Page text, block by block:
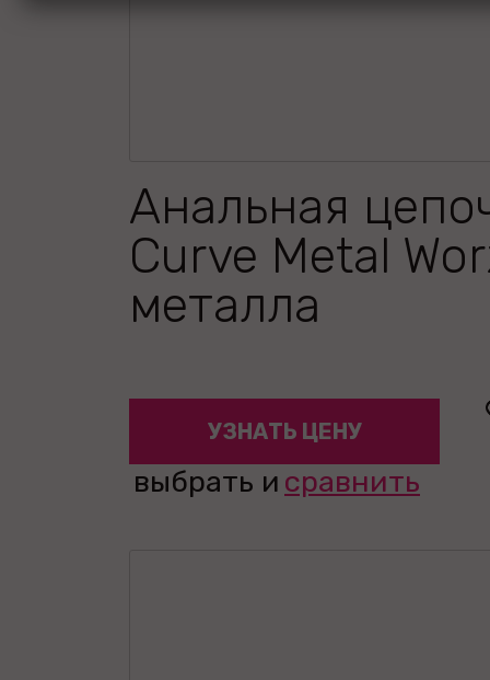
Анальная
Curve Metal
металла
УЗНАТЬ ЦЕНУ
выбрать и сравнить